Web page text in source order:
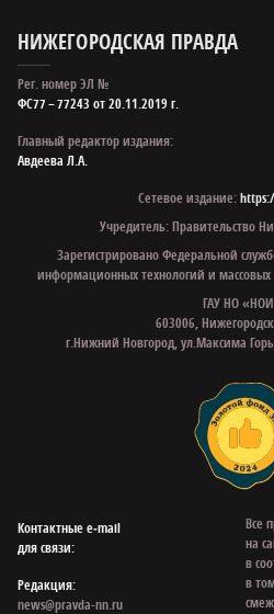
НИЖЕГОРОДСКАЯ ПРАВДА
Рег. номер ЭЛ №
ФС77 – 77243 от 20.11.2019 г.
Главный редактор издания:
Авдеева Л.А.
Сетевое издание:
Учредитель: Правительство
Зарегистрировано Федеральной
информационных технологий и
ГАУ НО
603006,
г.Нижний Новгород, ул.Максима
Контактные e‑mail
для связи:
Редакция:
news@pravda-nn.ru
Все
на
в
в